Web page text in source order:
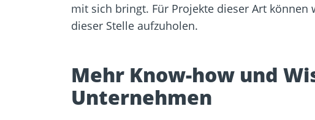
mit sich bringt. Für Projekte dieser Art
dieser Stelle aufzuholen.
Mehr Know-how und
Unternehmen